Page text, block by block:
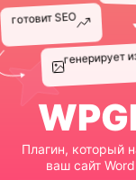
готовит SEO
генерирует
Плагин, который
ваш сайт